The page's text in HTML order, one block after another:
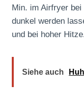
Min. im Airfryer bei
dunkel werden
und bei hoher
Siehe auch